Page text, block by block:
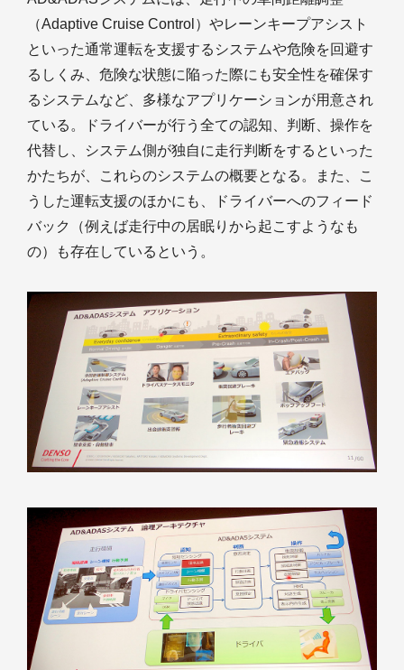
（Adaptive Cruise Control）やレーンキープアシスト
といった通常運転を支援するシステムや危険を回避す
るしくみ、危険な状態に陥った際にも安全性を確保す
るシステムなど、多様なアプリケーションが用意され
ている。ドライバーが行う全ての認知、判断、操作を
代替し、システム側が独自に走行判断をするといった
かたちが、これらのシステムの概要となる。また、こ
うした運転支援のほかにも、ドライバーへのフィード
バック（例えば走行中の居眠りから起こすようなも
の）も存在しているという。